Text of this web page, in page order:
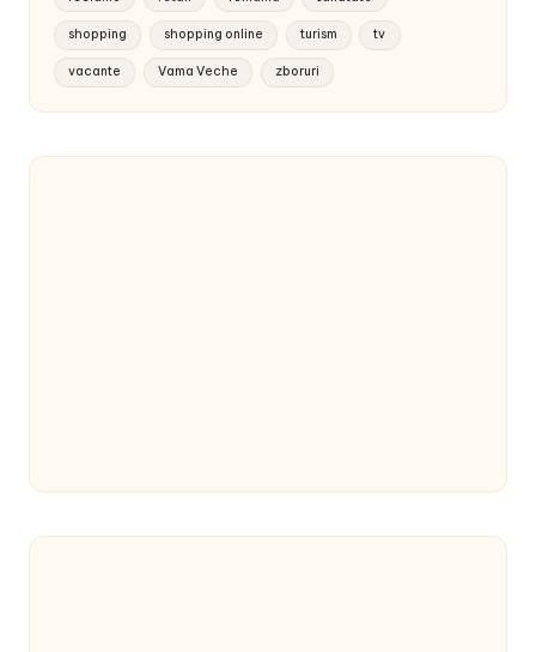
shopping shopping online turism tv
vacante Vama Veche zboruri